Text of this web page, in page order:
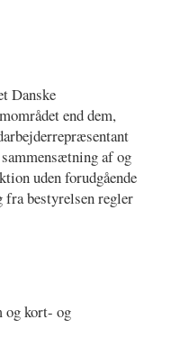
Danske
end dem,
af og
uden forudgående
bestyrelsen regler
kort- og